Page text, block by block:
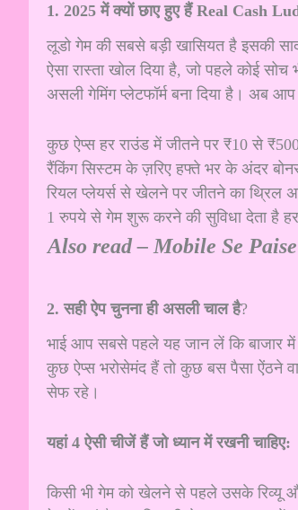
1. 2025 में क्यों छाए हुए हैं Real Cash
लूडो गेम की सबसे बड़ी खासियत है इसकी
ऐसा रास्ता खोल दिया है, जो पहले कोई
असली गेमिंग प्लेटफॉर्म बना दिया है। अब
कुछ ऐप्स हर राउंड में जीतने पर ₹10 से
रैंकिंग सिस्टम के ज़रिए हफ्ते भर के अंदर
रियल प्लेयर्स से खेलने पर जीतने का थ्रिल
1 रुपये से गेम शुरू करने की सुविधा देता है
Also read – Mobile Se
2. सही ऐप चुनना ही असली चाल है?
भाई आप सबसे पहले यह जान लें कि बाजार
कुछ ऐप्स भरोसेमंद हैं तो कुछ बस पैसा ऐंठने
सेफ रहे।
यहां 4 ऐसी चीजें हैं जो ध्यान में रखनी चाहिए:
किसी भी गेम को खेलने से पहले उसके रिव्यू